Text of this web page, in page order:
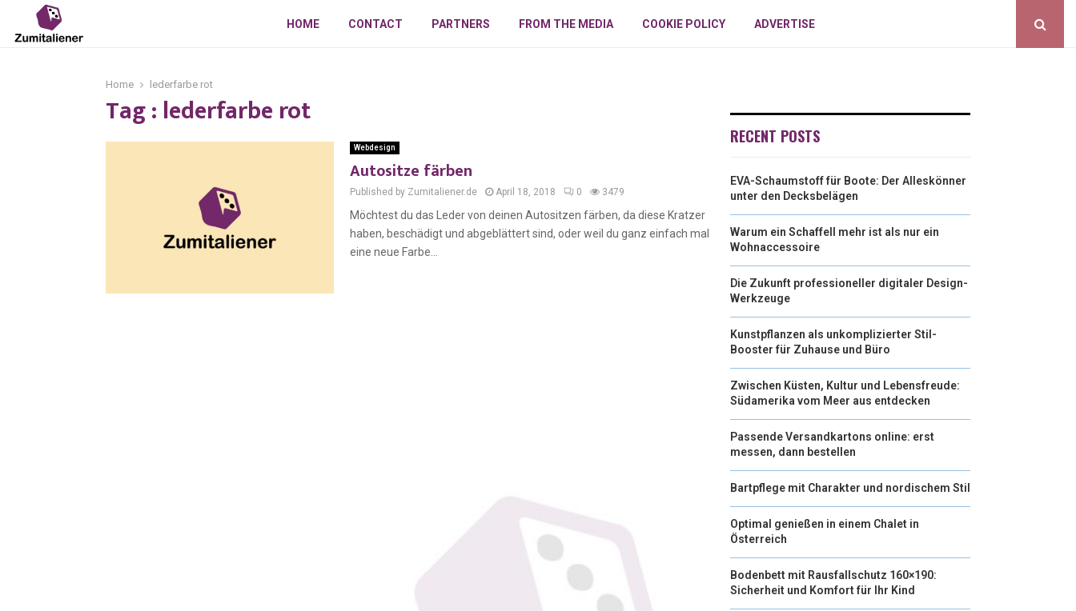
HOME CONTACT PARTNERS FROM THE MEDIA COOKIE POLICY ADVERTISE
Home lederfarbe rot
Tag : lederfarbe rot
Webdesign
Autositze färben
Published by Zumitaliener.de April 18, 2018 0 3479
Möchtest du das Leder von deinen Autositzen färben, da diese Kratzer
haben, beschädigt und abgeblättert sind, oder weil du ganz einfach mal
eine neue Farbe...
RECENT POSTS
EVA-Schaumstoff für Boote: Der Alleskönner
unter den Decksbelägen
Warum ein Schaffell mehr ist als nur ein
Wohnaccessoire
Die Zukunft professioneller digitaler Design-
Werkzeuge
Kunstpflanzen als unkomplizierter Stil-
Booster für Zuhause und Büro
Zwischen Küsten, Kultur und Lebensfreude:
Südamerika vom Meer aus entdecken
Passende Versandkartons online: erst
messen, dann bestellen
Bartpflege mit Charakter und nordischem Stil
Optimal genießen in einem Chalet in
Österreich
Bodenbett mit Rausfallschutz 160×190:
Sicherheit und Komfort für Ihr Kind